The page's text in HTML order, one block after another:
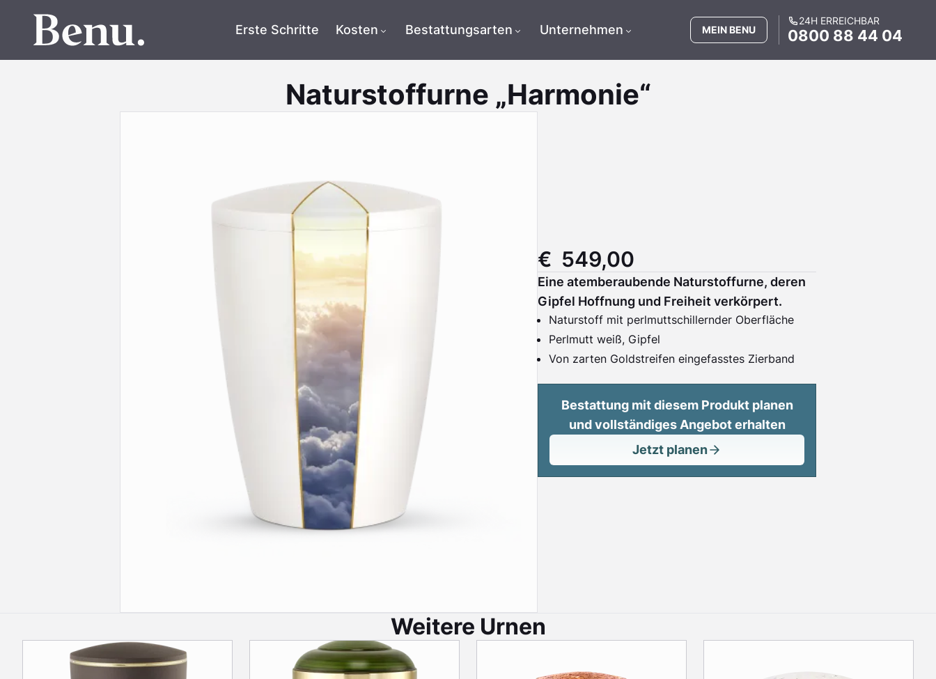
Erste Schritte Kosten Bestattungsarten Unternehmen MEIN BENU
24H ERREICHBAR
0800 88 44 04
Naturstoffurne „Harmonie“
€ 549,00
Eine atemberaubende Naturstoffurne, deren
Gipfel Hoffnung und Freiheit verkörpert.
Naturstoff mit perlmuttschillernder Oberfläche
Perlmutt weiß, Gipfel
Von zarten Goldstreifen eingefasstes Zierband
Bestattung mit diesem Produkt planen
und vollständiges Angebot erhalten
Jetzt planen
Weitere Urnen